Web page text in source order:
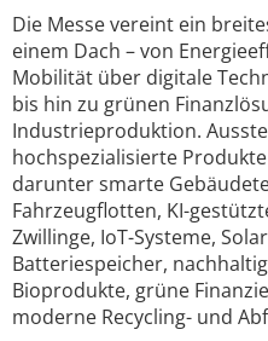
Die Messe vereint ein
einem Dach – von
Mobilität über digitale
bis hin zu grünen
Industrieproduktion.
hochspezialisierte
darunter smarte
Fahrzeugflotten, KI-
Zwillinge, IoT-Systeme,
Batteriespeicher,
Bioprodukte, grüne
moderne Recycling- und